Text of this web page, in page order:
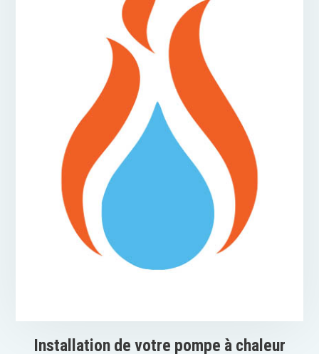
Installation de votre pompe à chaleur